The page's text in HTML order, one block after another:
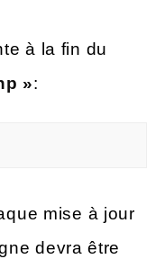
à la fin du
»:
mise à jour
devra être